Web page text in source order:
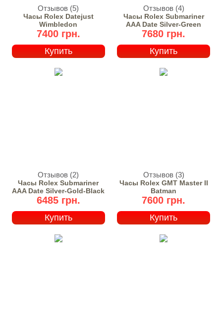
Отзывов (5)
Часы Rolex Datejust
Wimbledon
7400 грн.
Купить
Отзывов (4)
Часы Rolex Submariner
AAA Date Silver-Green
7680 грн.
Купить
Отзывов (2)
Часы Rolex Submariner
AAA Date Silver-Gold-Black
6485 грн.
Купить
Отзывов (3)
Часы Rolex GMT Master II
Batman
7600 грн.
Купить